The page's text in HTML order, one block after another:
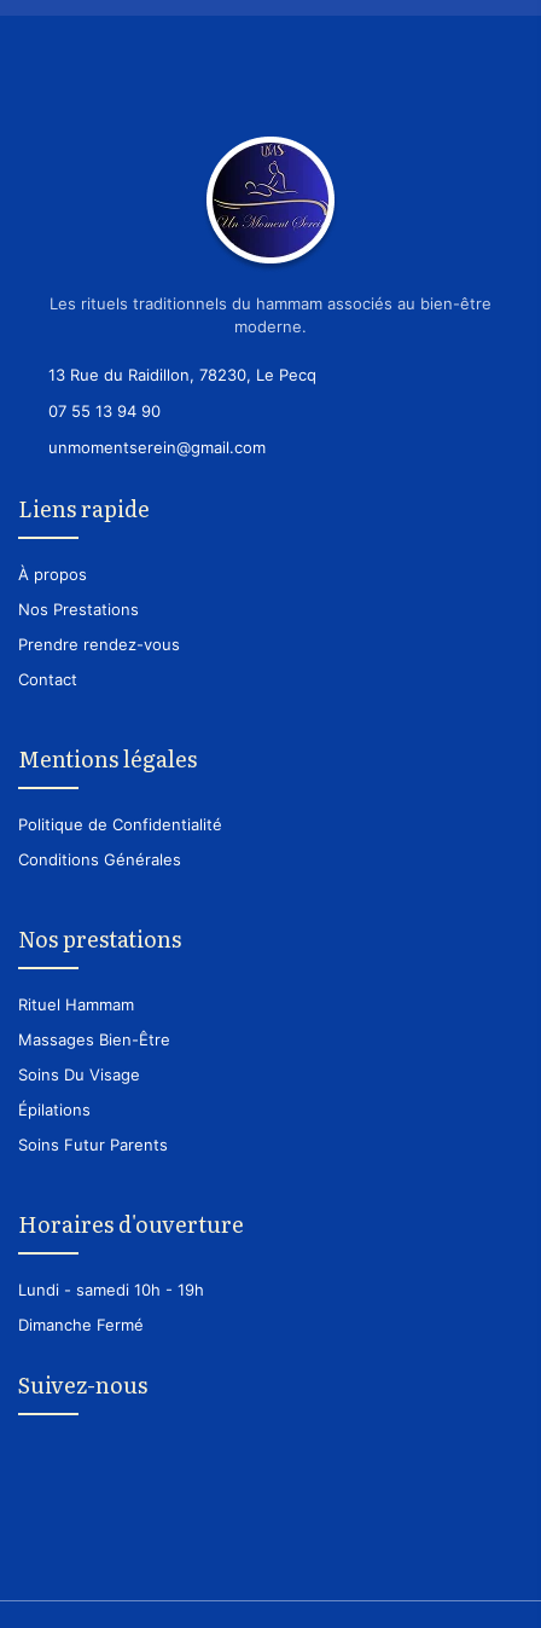
Les rituels traditionnels du hammam associés au bien-être
moderne.
13 Rue du Raidillon, 78230, Le Pecq
07 55 13 94 90
unmomentserein@gmail.com
Liens rapide
À propos
Nos Prestations
Prendre rendez-vous
Contact
Mentions légales
Politique de Confidentialité
Conditions Générales
Nos prestations
Rituel Hammam
Massages Bien-Être
Soins Du Visage
Épilations
Soins Futur Parents
Horaires d'ouverture
Lundi - samedi 10h - 19h
Dimanche Fermé
Suivez-nous